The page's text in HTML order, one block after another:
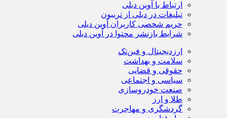
ارتباط با آوین دیلی
تبلیغات در دیلی از تریبون
حریم شخصی کاربران آوین دیلی
شرایط بازنشر محتوا در آوین دیلی
ارزدیجیتال و فین‌تک
سلامت و بهداشت
حقوقی و قضایی
سیاسی و اجتماعی
صنعت خودروسازی
طلا و ارز
گردشگری و مهاجرت